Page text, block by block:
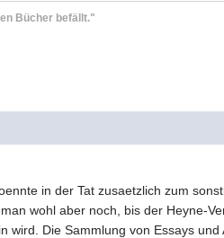
Bücher befällt."
in der Tat zusaetzlich zum
wohl aber noch, bis der Heyne-
Die Sammlung von Essays